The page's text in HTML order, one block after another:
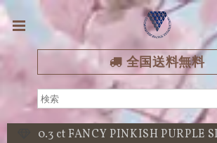
全国送料無料
0.3 ct FANCY PINKISH PURPLE